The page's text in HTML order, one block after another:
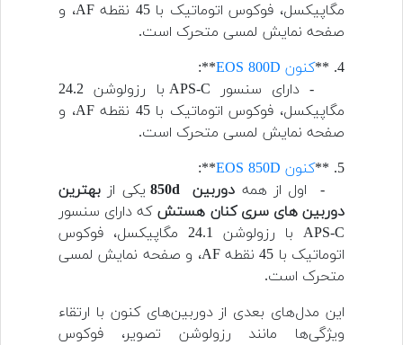
مگاپیکسل، فوکوس اتوماتیک با 45 نقطه AF، و
صفحه نمایش لمسی متحرک است.
4. **
کنون EOS 800D
**:
- دارای سنسور APS-C با رزولوشن 24.2
مگاپیکسل، فوکوس اتوماتیک با 45 نقطه AF، و
صفحه نمایش لمسی متحرک است.
5. **
کنون EOS 850D
**:
- اول از همه دوربین 850d یکی از بهترین
دوربین های سری کنان هستش که دارای سنسور
APS-C با رزولوشن 24.1 مگاپیکسل، فوکوس
اتوماتیک با 45 نقطه AF، و صفحه نمایش لمسی
متحرک است.
این مدل‌های بعدی از دوربین‌های کنون با ارتقاء
ویژگی‌ها مانند رزولوشن تصویر، فوکوس